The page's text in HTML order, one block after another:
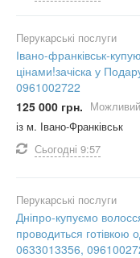
Перукарські послуги
Івано-франківськ-
цінами!зачіска у
0961002722
125 000 грн.
із м. Івано-Франківськ
Сьогодні 9:57
Перукарські послуги
Дніпро-купуємо
проводиться готівкою
0633013356,